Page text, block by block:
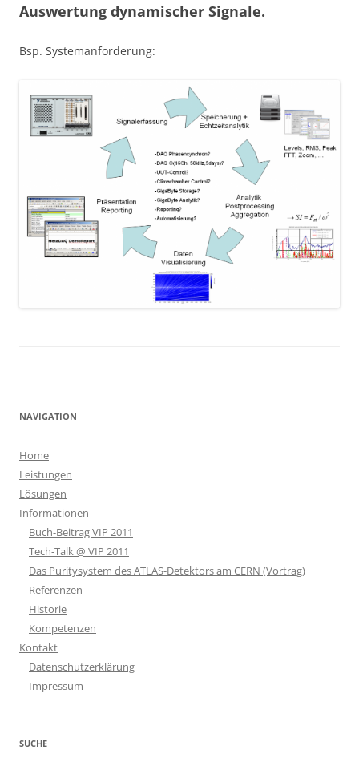
Auswertung dynamischer Signale.
Bsp. Systemanforderung:
NAVIGATION
Home
Leistungen
Lösungen
Informationen
Buch-Beitrag VIP 2011
Tech-Talk @ VIP 2011
Das Puritysystem des ATLAS-Detektors am CERN (Vortrag)
Referenzen
Historie
Kompetenzen
Kontakt
Datenschutzerklärung
Impressum
SUCHE